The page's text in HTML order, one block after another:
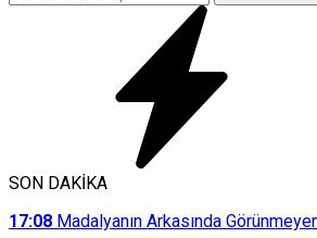
SON DAKİKA
17:08 Madalyanın Arkasında